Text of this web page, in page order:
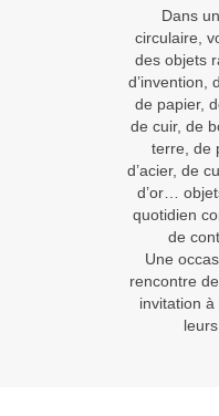
Dominique Chapre
Geneviève Quievreux
Dans
circulaire,
des objets
d’invention,
de papier,
de cuir, de
terre, de
d’acier, de
d’or…
quotidien
de
Une
rencontre
invitation